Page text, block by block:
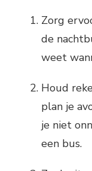
Zorg
de
weet
Houd
plan je
je niet
een bus.